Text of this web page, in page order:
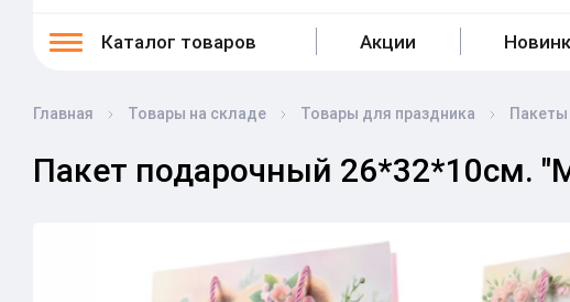
Каталог товаров Акции
Главная Товары на складе Товары для праздника Пакеты
Пакет подарочный 26*32*10см.